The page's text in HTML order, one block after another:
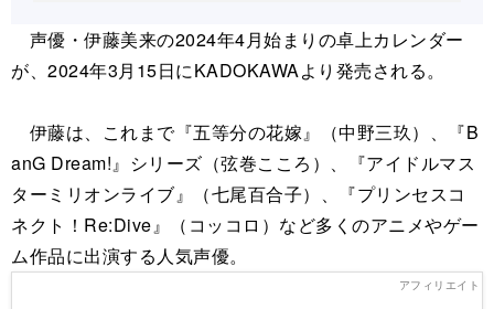
声優・伊藤美来の2024年4月始まりの卓上カレンダー
が、2024年3月15日にKADOKAWAより発売される。
伊藤は、これまで『五等分の花嫁』（中野三玖）、『B
anG Dream!』シリーズ（弦巻こころ）、『アイドルマス
ターミリオンライブ』（七尾百合子）、『プリンセスコ
ネクト！Re:Dive』（コッコロ）など多くのアニメやゲー
ム作品に出演する人気声優。